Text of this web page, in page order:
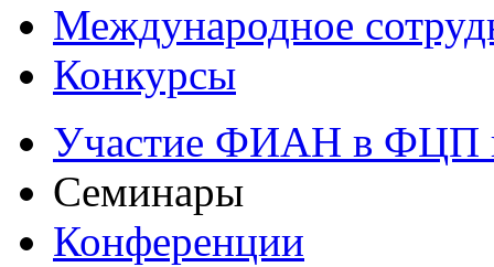
Международное
Конкурсы
Участие ФИАН в ФЦП
Семинары
Конференции